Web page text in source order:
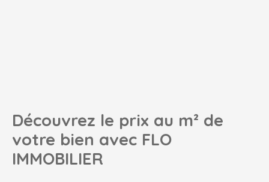
Découvrez le prix au m² de
votre bien avec FLO
IMMOBILIER